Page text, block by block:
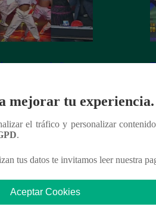
tremenda fiesta en
mejorar tu experiencia.
el tráfico y personalizar
.
tus datos te invitamos leer nuestra
Aceptar Cookies